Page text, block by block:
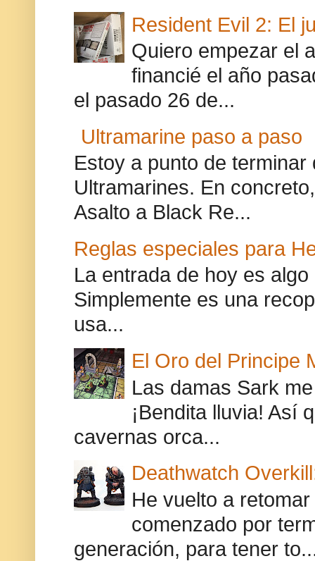
Resident Evil 2: El
Quiero empezar el
financié el año
el pasado 26 de...
Ultramarine paso a paso
Estoy a punto de
Ultramarines. En
Asalto a Black Re...
Reglas especiales para
La entrada de hoy es
Simplemente es una
usa...
El Oro del Principe
Las damas Sark
¡Bendita lluvia! Así
cavernas orca...
Deathwatch
He vuelto a
comenzado por
generación, para tener